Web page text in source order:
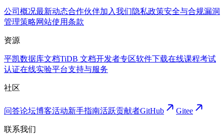
公司概况最新动态合作伙伴加入我们隐私政策安全与合规漏洞
管理策略网站使用条款
资源
平凯数据库文档TiDB 文档开发者专区软件下载在线课程考试
认证在线实验平台支持与服务
社区
问答论坛博客活动新手指南活跃贡献者GitHub Gitee
联系我们